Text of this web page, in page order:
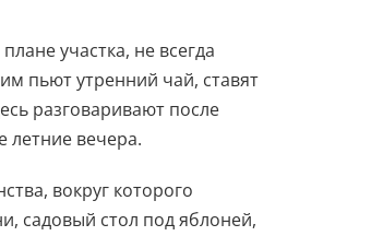
участка, не всегда
пьют утренний чай, ставят
разговаривают после
летние вечера.
вокруг которого
садовый стол под яблоней,